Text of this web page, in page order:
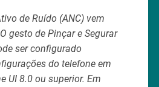
de Ruído (ANC) vem
gesto de Pinçar e Segurar
ser configurado
do telefone em
UI 8.0 ou superior. Em